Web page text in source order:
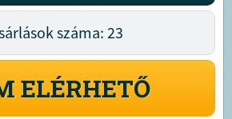
száma: 23
ELÉRHETŐ